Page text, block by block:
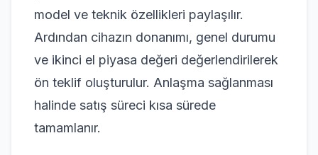
model ve teknik özellikleri paylaşılır.
Ardından cihazın donanımı, genel durumu
ve ikinci el piyasa değeri değerlendirilerek
ön teklif oluşturulur. Anlaşma sağlanması
halinde satış süreci kısa sürede
tamamlanır.